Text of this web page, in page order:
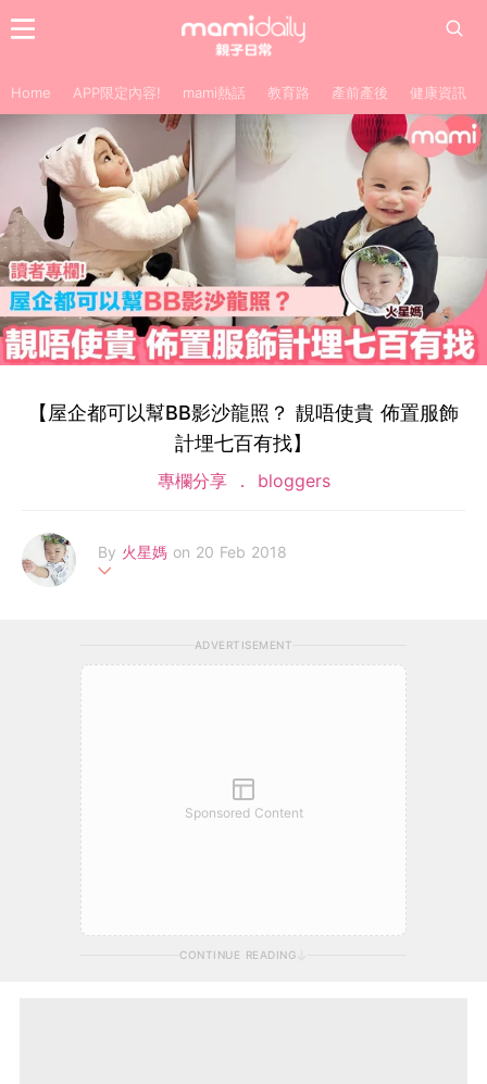
Home APP限定內容! mami熱話 教育路 產前產後 健康資訊
【屋企都可以幫BB影沙龍照？ 靚唔使貴 佈置服飾
計埋七百有找】
專欄分享 bloggers
By 火星媽 on 20 Feb 2018
ADVERTISEMENT
Sponsored Content
CONTINUE READING